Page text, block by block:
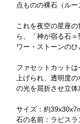
点ものの裸石（ルー
これを夜空の星座
ら、「神が宿る石
ワー・ストーンのひ
ファセットカット
上げられ、透明度
の光を屈折させ立体
サイズ：約
石の名前：ラピス